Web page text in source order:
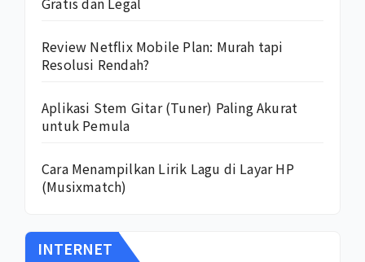
Review Netflix Mobile Plan: Murah tapi
Resolusi Rendah?
Aplikasi Stem Gitar (Tuner) Paling Akurat
untuk Pemula
Cara Menampilkan Lirik Lagu di Layar HP
(Musixmatch)
INTERNET